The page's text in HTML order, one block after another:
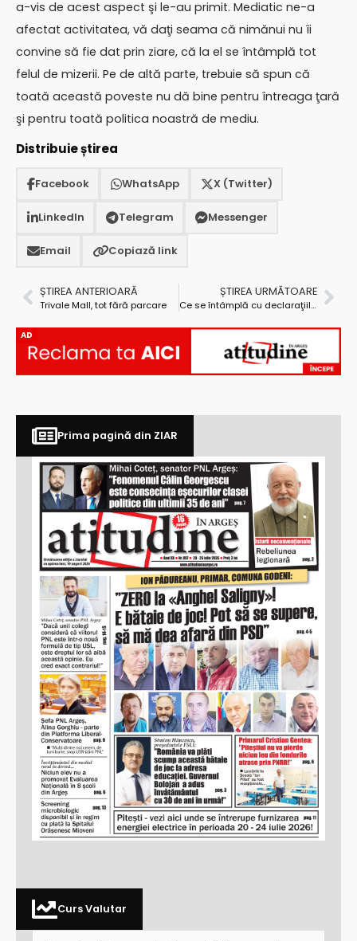
a-vis de acest aspect şi le-au primit. Mediatic ne-a
afectat activitatea, vă daţi seama că nimănui nu îi
convine să fie dat prin ziare, că la el se întâmplă tot
felul de mizerii. Pe de altă parte, trebuie să spun că
toată această poveste nu dă bine pentru întreaga ţară
şi pentru toată politica noastră de mediu.
Distribuie știrea
Facebook WhatsApp X (Twitter)
LinkedIn Telegram Messenger
Email Copiază link
ȘTIREA ANTERIOARĂ
Trivale Mall, tot fără parcare
ȘTIREA URMĂTOARE
Ce se întâmplă cu declaraţiile de avere ale celor de la Inspectoratul Şcolar Judeţean?
AD
Prima pagină din ZIAR
Curs Valutar